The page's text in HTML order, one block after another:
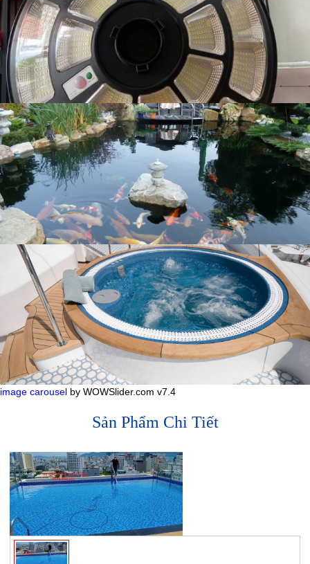
image carousel by WOWSlider.com v7.4
Sản Phẩm Chi Tiết